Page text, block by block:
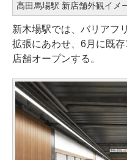
高田馬場駅 新店舗外観イメ
新木場駅では、バリアフ
拡張にあわせ、6月に既
店舗オープンする。